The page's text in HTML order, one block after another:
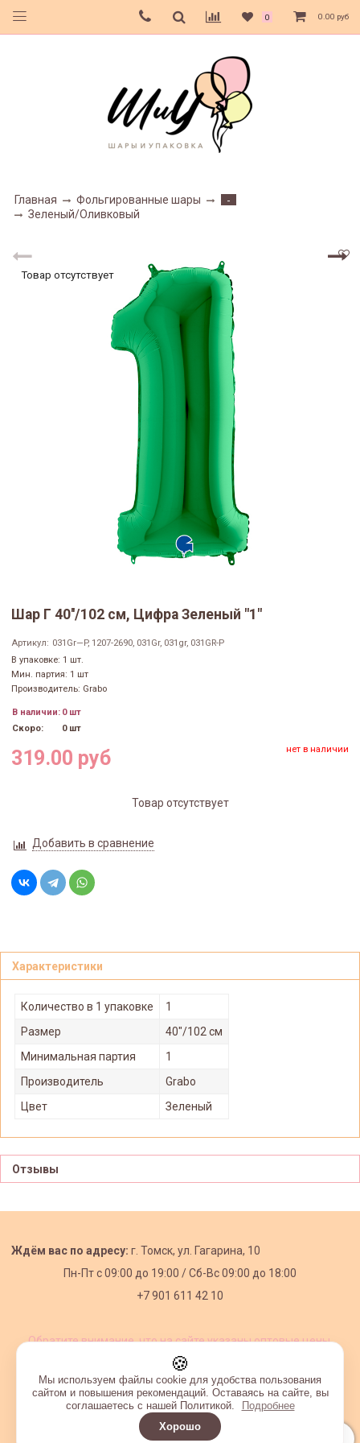
0 0.00 руб
Главная Фольгированные шары
-
Зеленый/Оливковый
Товар отсутствует
Шар Г 40''/102 см, Цифра Зеленый "1"
Артикул: 031Gr—P, 1207-2690, 031Gr, 031gr, 031GR-P
В упаковке: 1 шт.
Мин. партия: 1 шт
Производитель: Grabo
В наличии: 0 шт
Скоро:
0 шт
319.00 руб нет в наличии
Товар отсутствует
Добавить в сравнение
Характеристики
Количество в 1 упаковке
1
Размер
40"/102 см
Минимальная партия
1
Производитель
Grabo
Цвет
Зеленый
Отзывы
Ждём вас по адресу: г. Томск, ул. Гагарина, 10
Пн-Пт с09:00 до 19:00 /Сб-Вс 09:00 до 18:00
+7 901 611 42 10
Обратите внимание, что на сайте указаны оптовые цены,
Интернет-магазин создан на InSales
🍪
Мы используем файлы cookie для удобства пользования
сайтом и повышения рекомендаций. Оставаясь на сайте, вы
соглашаетесь с нашей Политикой.
Подробнее
Хорошо